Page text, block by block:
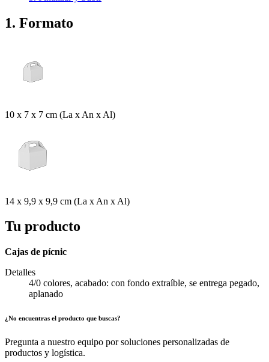
1. Formato
10 x 7 x 7 cm (La x An x Al)
14 x 9,9 x 9,9 cm (La x An x Al)
Tu producto
Cajas de pícnic
Detalles
4/0 colores, acabado: con fondo extraíble, se entrega pegado,
aplanado
¿No encuentras el producto que buscas?
Pregunta a nuestro equipo por soluciones personalizadas de
productos y logística.